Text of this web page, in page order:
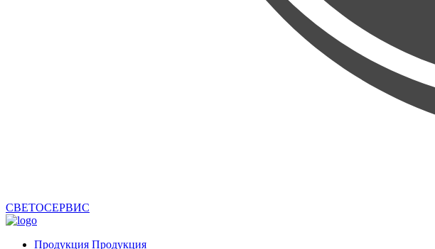
СВЕТОСЕРВИС
Продукция Продукция